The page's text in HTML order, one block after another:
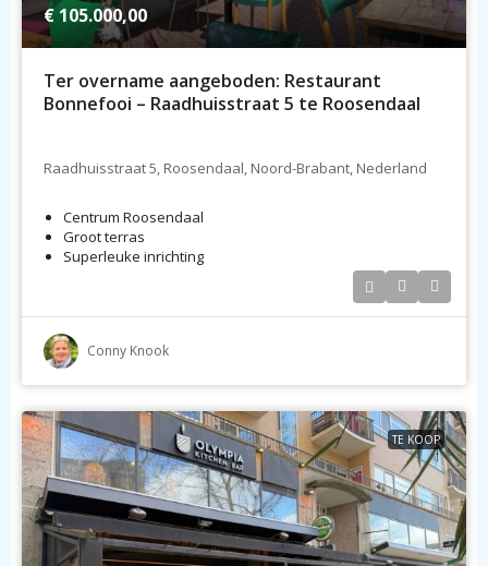
€ 105.000,00
Ter overname aangeboden: Restaurant
Bonnefooi – Raadhuisstraat 5 te Roosendaal
Raadhuisstraat 5, Roosendaal, Noord-Brabant, Nederland
Centrum Roosendaal
Groot terras
Superleuke inrichting
Conny Knook
TE KOOP